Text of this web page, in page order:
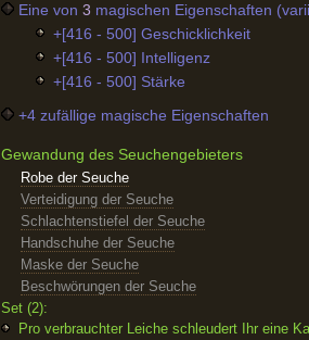
Eine von 3 magischen Eigenschaften
+[416 - 500] Geschicklichkeit
+[416 - 500] Intelligenz
+[416 - 500] Stärke
+4 zufällige magische Eigenschaften
Gewandung des Seuchengebieters
Robe der Seuche
Verteidigung der Seuche
Schlachtenstiefel der Seuche
Handschuhe der Seuche
Maske der Seuche
Beschwörungen der Seuche
Set (2):
Pro verbrauchter Leiche schleudert Ihr eine